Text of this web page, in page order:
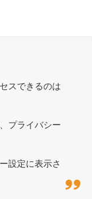
スできるのは
プライバシー
設定に表示さ